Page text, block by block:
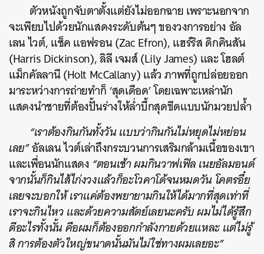
ตัวหนังถูกจับตาตั้งแต่ยังไม่ออกฉาย เพราะนอกจาก
จะเพียบไปด้วยนักแสดงระดับต้นๆ ของวงการอย่าง อัล
เลน ไวต์, แซ็ค แอฟรอน (Zac Efron), แฮร์ริส ดิกคินสัน
(Harris Dickinson), ลิลี เจมส์ (Lily James) และ โฮลต์
แม็กคัลลานี (Holt McCallany) แล้ว ภาพที่ถูกปล่อยออก
มาระหว่างการถ่ายทำก็ ‘สุดเดือด’ โดยเฉพาะเหล่านัก
แสดงนำชายที่ต้องปั้นร่างให้ล่ำบึ้กสุดขีดแบบนักมวยปล้ำ
“เราต้องกินกันทั้งวัน แบบว่ากินกันไม่หยุดไม่หย่อน
เลย”อัลเลน ไวต์เล่าถึงกระบวนการเสริมกล้ามเนื้อของเขา
และเพื่อนนักแสดง “ตอนเช้า ผมกินวาฟเฟิล เนยอัลมอนด์
จากนั้นก็กินไส้ไก่งวงแล้วก็อะโวคาโด้จนหมดวัน โคตรอึ๋ย
เลยจะบอกให้ เราแค่ต้องพยายามกินให้ได้มากที่สุดเท่าที่
เราจะกินไหว และด้วยความสัตย์เลยนะครับ ผมไม่ได้รู้สึก
ดีอะไรทั้งนั้น คือผมก็ต้องออกกำลังกายด้วยแหละ แต่ไม่รู้
สิ การต้องตัวใหญ่ขนาดนั้นมันไม่ใช่ทางผมเลยอะ”